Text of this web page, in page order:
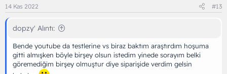
14 Kas 2022 #13
dopzy' Alıntı:
Bende youtube da testlerine vs biraz baktım araştırdım hoşuma
gitti almışken böyle birşey olsun istedim yinede sorayım belki
göremediğim birşey olmuştur diye siparişide verdim gelsin